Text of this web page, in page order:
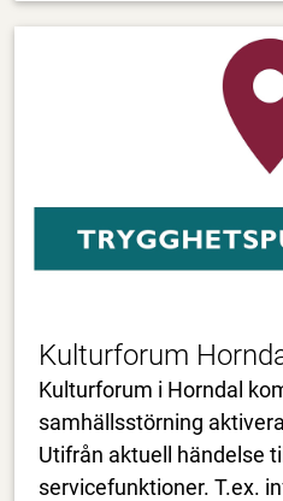
Kulturforum
Kulturforum i Horndal
samhällsstörning
Utifrån aktuell händelse
servicefunktioner. T.ex.